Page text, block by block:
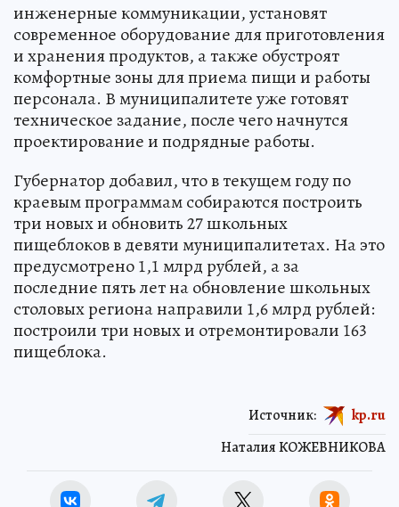
инженерные коммуникации, установят
современное оборудование для приготовления
и хранения продуктов, а также обустроят
комфортные зоны для приема пищи и работы
персонала. В муниципалитете уже готовят
техническое задание, после чего начнутся
проектирование и подрядные работы.
Губернатор добавил, что в текущем году по
краевым программам собираются построить
три новых и обновить 27 школьных
пищеблоков в девяти муниципалитетах. На это
предусмотрено 1,1 млрд рублей, а за
последние пять лет на обновление школьных
столовых региона направили 1,6 млрд рублей:
построили три новых и отремонтировали 163
пищеблока.
Наталия КОЖЕВНИКОВА
Источник: kp.ru